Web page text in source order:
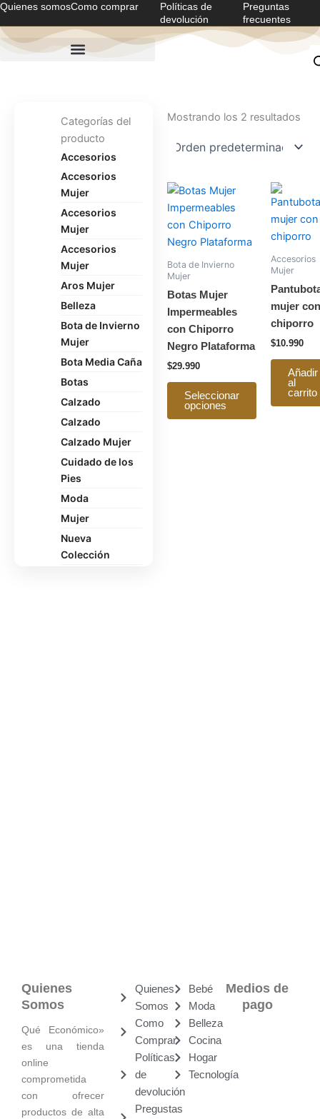
Ir
al
contenido
Quienes somosComo comprar
Políticas de
devolución
Preguntas
frecuentes
Categorías del
producto
Accesorios
Accesorios
Mujer
Accesorios
Mujer
Accesorios
Mujer
Aros Mujer
Belleza
Bota de Invierno
Mujer
Bota Media Caña
Botas
Calzado
Calzado
Calzado Mujer
Cuidado de los
Pies
Moda
Mujer
Nueva
Colección
Mostrando los 2 resultados
Bota de Invierno
Mujer
Botas Mujer
Impermeables
con Chiporro
Negro Plataforma
$29.990
Seleccionar
opciones
Este
producto
tiene
múltiples
variantes.
Las
opciones
pueden
elegir
página
Accesorios
Mujer
mujer con
chiporro
$10.990
Añadir
al
carrito
Quienes
Somos
Qué Económico»
es una tienda
online
comprometida
con ofrecer
productos de alta
Quienes
Somos
Como
Comprar
Políticas
de
devolución
Pregustas
Bebé
Moda
Belleza
Cocina
Hogar
Tecnología
Medios de
pago